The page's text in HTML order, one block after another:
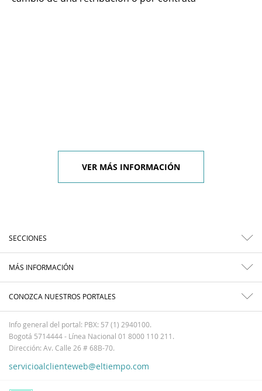
VER MÁS INFORMACIÓN
SECCIONES
MÁS INFORMACIÓN
CONOZCA NUESTROS PORTALES
Info general del portal: PBX: 57 (1) 2940100.
Bogotá 5714444 - Línea Nacional 01 8000 110 211.
Dirección: Av. Calle 26 # 68B-70.
servicioalclienteweb@eltiempo.com